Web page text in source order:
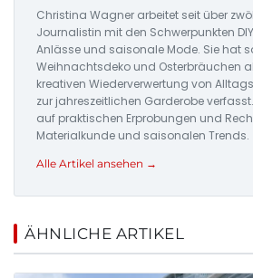
Christina Wagner arbeitet seit über
Journalistin mit den Schwerpunkten
Anlässe und saisonale Mode. Sie hat
Weihnachtsdeko und Osterbräuchen
kreativen Wiederverwertung von
zur jahreszeitlichen Garderobe
auf praktischen Erprobungen und
Materialkunde und saisonalen Trends.
Alle Artikel ansehen →
ÄHNLICHE ARTIKEL